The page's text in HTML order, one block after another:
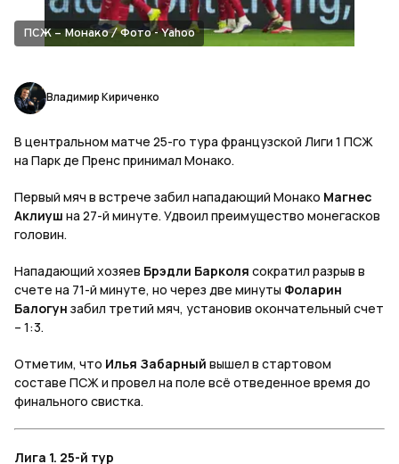
ПСЖ – Монако / Фото - Yahoo
Владимир Кириченко
В центральном матче 25-го тура французской Лиги 1 ПСЖ
на Парк де Пренс принимал Монако.
Первый мяч в встрече забил нападающий Монако Магнес
Аклиуш на 27-й минуте. Удвоил преимущество монегасков
головин.
Нападающий хозяев Брэдли Барколя сократил разрыв в
счете на 71-й минуте, но через две минуты Фоларин
Балогун забил третий мяч, установив окончательный счет
– 1:3.
Отметим, что Илья Забарный вышел в стартовом
составе ПСЖ и провел на поле всё отведенное время до
финального свистка.
Лига 1. 25-й тур